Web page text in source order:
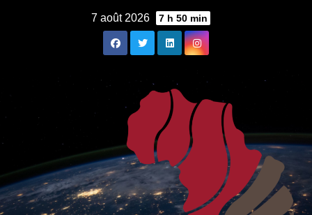
7 août 2026 7 h 50 min